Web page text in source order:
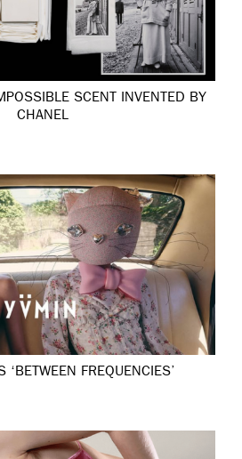
SCENT INVENTED BY
CHANEL
‘BETWEEN FREQUENCIES’